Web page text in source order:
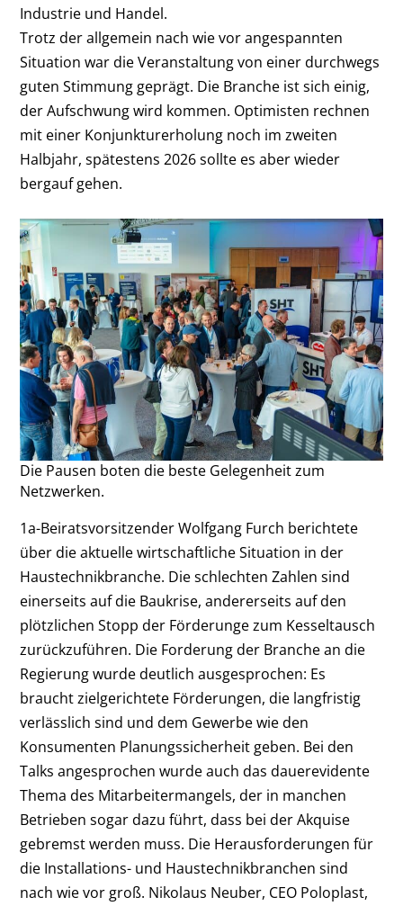
Industrie und Handel.
Trotz der allgemein nach wie vor angespannten
Situation war die Veranstaltung von einer durchwegs
guten Stimmung geprägt. Die Branche ist sich einig,
der Aufschwung wird kommen. Optimisten rechnen
mit einer Konjunkturerholung noch im zweiten
Halbjahr, spätestens 2026 sollte es aber wieder
bergauf gehen.
Die Pausen boten die beste Gelegenheit zum
Netzwerken.
1a-Beiratsvorsitzender Wolfgang Furch berichtete
über die aktuelle wirtschaftliche Situation in der
Haustechnikbranche. Die schlechten Zahlen sind
einerseits auf die Baukrise, andererseits auf den
plötzlichen Stopp der Förderunge zum Kesseltausch
zurückzuführen. Die Forderung der Branche an die
Regierung wurde deutlich ausgesprochen: Es
braucht zielgerichtete Förderungen, die langfristig
verlässlich sind und dem Gewerbe wie den
Konsumenten Planungssicherheit geben. Bei den
Talks angesprochen wurde auch das dauerevidente
Thema des Mitarbeitermangels, der in manchen
Betrieben sogar dazu führt, dass bei der Akquise
gebremst werden muss. Die Herausforderungen für
die Installations- und Haustechnikbranchen sind
nach wie vor groß. Nikolaus Neuber, CEO Poloplast,